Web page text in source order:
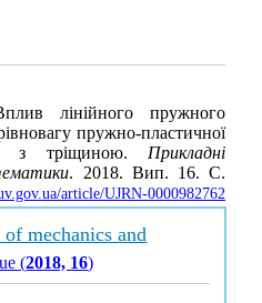
лінійного пружного
пружно-пластичної
з тріщиною. Прикладні
. 2018. Вип. 16. С.
article/UJRN-0000982762
mechanics and
(2018, 16)